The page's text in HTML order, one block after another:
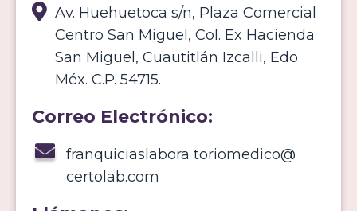
Av. Huehuetoca s/n, Plaza Comercial
Centro San Miguel, Col. Ex Hacienda
San Miguel, Cuautitlán Izcalli, Edo
Méx. C.P. 54715.
Correo Electrónico:
franquiciaslabora toriomedico@
certolab.com